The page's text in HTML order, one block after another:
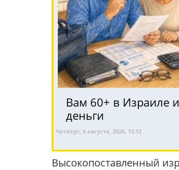
Вам 60+ в Израиле
деньги
Четверг, 6 августа, 2026, 13:12
Высокопоставленный